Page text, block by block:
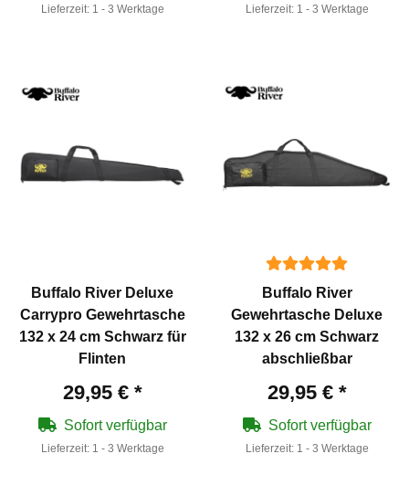
Lieferzeit: 1 - 3 Werktage Lieferzeit: 1 - 3 Werktage
Buffalo River Deluxe
Carrypro Gewehrtasche
132 x 24 cm Schwarz für
Flinten
29,95 € *
Sofort verfügbar
Lieferzeit: 1 - 3 Werktage
Buffalo River
Gewehrtasche Deluxe
132 x 26 cm Schwarz
abschließbar
29,95 € *
Sofort verfügbar
Lieferzeit: 1 - 3 Werktage